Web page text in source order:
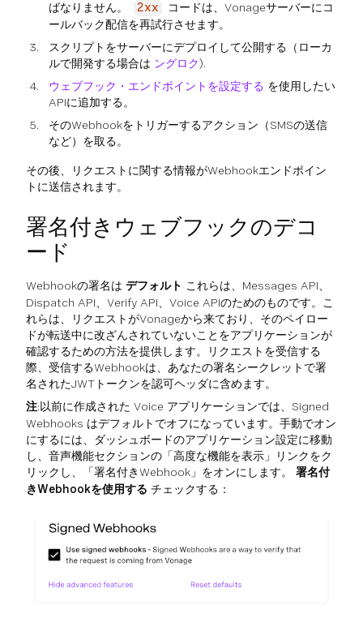
ばなりません。
2xx
コードは、Vonageサーバーにコ
ールバック配信を再試行させます。
スクリプトをサーバーにデプロイして公開する（ローカ
ルで開発する場合は ングロク).
ウェブフック・エンドポイントを設定する を使用したい
APIに追加する。
そのWebhookをトリガーするアクション（SMSの送信
など）を取る。
その後、リクエストに関する情報がWebhookエンドポイン
トに送信されます。
署名付きウェブフックのデコ
ード
Webhookの署名は デフォルト これらは、Messages API、
Dispatch API、Verify API、Voice APIのためのものです。こ
れらは、リクエストがVonageから来ており、そのペイロー
ドが転送中に改ざんされていないことをアプリケーションが
確認するための方法を提供します。リクエストを受信する
際、受信するWebhookは、あなたの署名シークレットで署
名されたJWTトークンを認可ヘッダに含めます。
注:以前に作成された Voice アプリケーションでは、Signed
Webhooks はデフォルトでオフになっています。手動でオン
にするには、ダッシュボードのアプリケーション設定に移動
し、音声機能セクションの「高度な機能を表示」リンクをク
リックし、「署名付きWebhook」をオンにします。 署名付
きWebhookを使用する チェックする：